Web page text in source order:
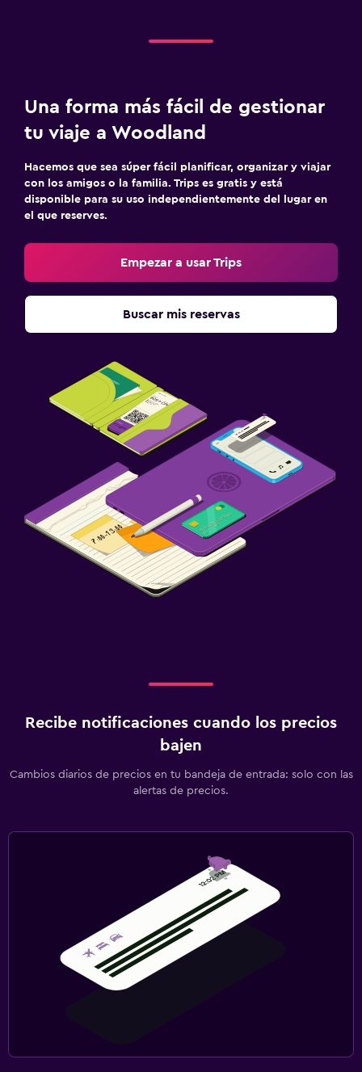
Una forma más fácil de gestionar
tu viaje a Woodland
Hacemos que sea súper fácil planificar, organizar y viajar
con los amigos o la familia. Trips es gratis y está
disponible para su uso independientemente del lugar en
el que reserves.
Empezar a usar Trips
Buscar mis reservas
Recibe notificaciones cuando los precios
bajen
Cambios diarios de precios en tu bandeja de entrada: solo con las
alertas de precios.